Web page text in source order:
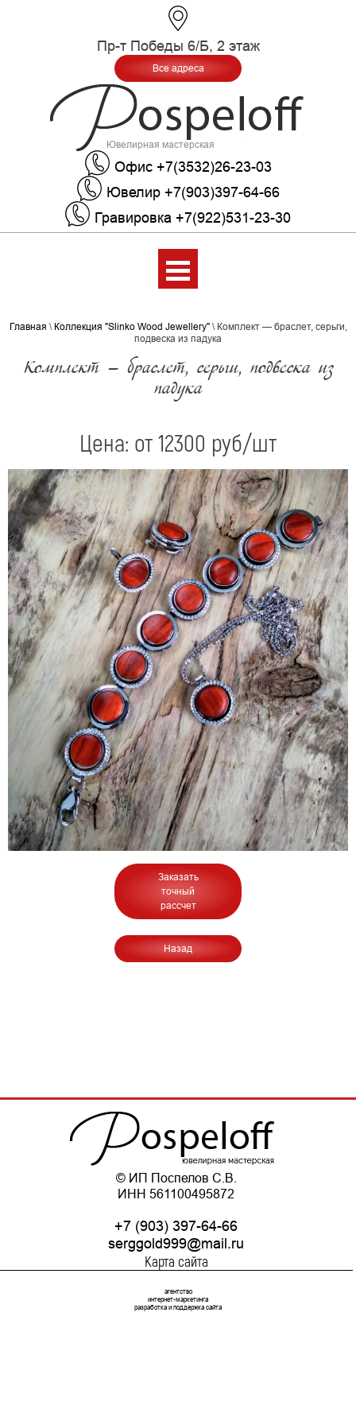
Пр-т Победы 6/Б, 2 этаж
Все адреса
Ювелирная мастерская
Офис +7(3532)26-23-03
Ювелир +7(903)397-64-66
Гравировка +7(922)531-23-30
Главная \ Коллекция "Slinko Wood Jewellery"\ Комплект — браслет, серьги,
подвеска из падука
Комплект — браслет, серьги, подвеска из
падука
Цена: от12300 руб/шт
Заказать
точный
рассчет
Назад
© ИП Поспелов С.В.
ИНН 561100495872
+7 (903) 397-64-66
serggold999@mail.ru
Карта сайта
агентство
интернет-маркетинга
разработка и поддержка сайта